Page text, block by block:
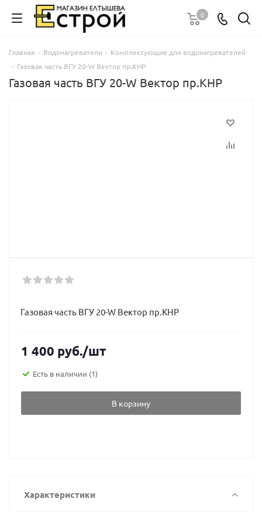
0
Главная - Водонагреватели - Комплектующие для водонагревателей
- Газовая часть ВГУ 20-W Вектор пр.КНР
Газовая часть ВГУ 20-W Вектор пр.КНР
Газовая часть ВГУ 20-W Вектор пр.КНР
1 400 руб./шт
Есть в наличии (1)
В корзину
Характеристики